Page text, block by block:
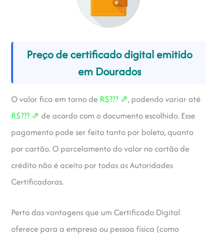
Preço de certificado digital emitido
em Dourados
O valor fica em torno de R$??? ⇗, podendo variar até
R$??? ⇗ de acordo com o documento escolhido. Esse
pagamento pode ser feito tanto por boleto, quanto
por cartão. O parcelamento do valor no cartão de
crédito não é aceito por todas as Autoridades
Certificadoras.
Perto das vantagens que um Certificado Digital
oferece para a empresa ou pessoa física (como